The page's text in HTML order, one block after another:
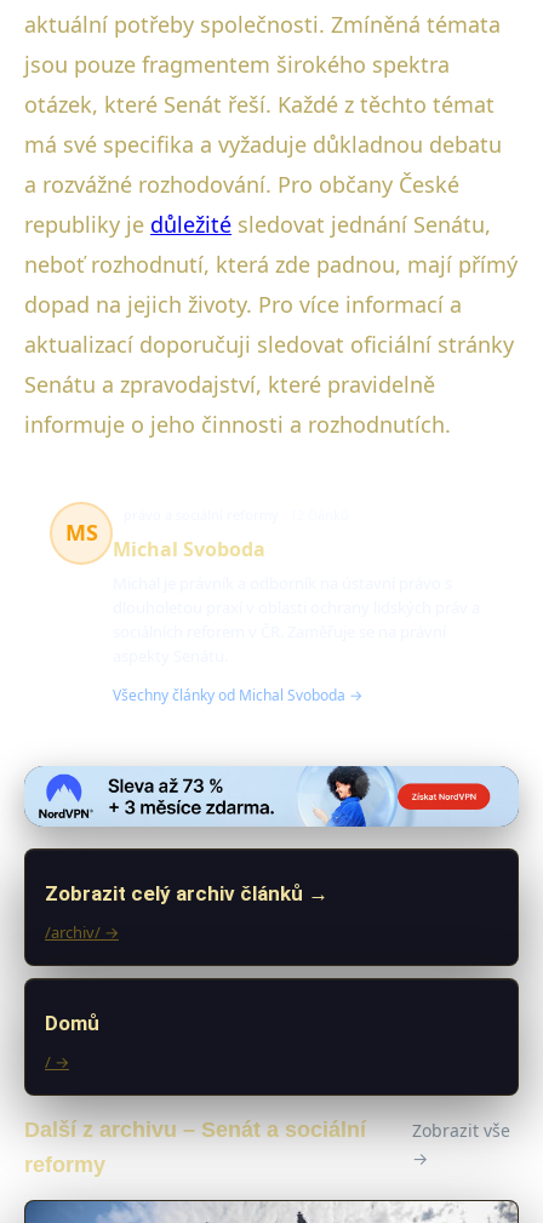
aktuální potřeby společnosti. Zmíněná témata
jsou pouze fragmentem širokého spektra
otázek, které Senát řeší. Každé z těchto témat
má své specifika a vyžaduje důkladnou debatu
a rozvážné rozhodování. Pro občany České
republiky je důležité sledovat jednání Senátu,
neboť rozhodnutí, která zde padnou, mají přímý
dopad na jejich životy. Pro více informací a
aktualizací doporučuji sledovat oficiální stránky
Senátu a zpravodajství, které pravidelně
informuje o jeho činnosti a rozhodnutích.
MS
Michal Svoboda
Všechny články od Michal Svoboda →
Zobrazit celý archiv článků →
/archiv/ →
Domů
/ →
Další z archivu – Senát a sociální
reformy
Zobrazit vše
→